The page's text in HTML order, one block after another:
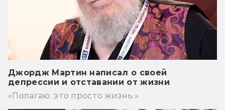
Джордж Мартин написал о своей
депрессии и отставании от жизни
«Полагаю, это просто жизнь.»